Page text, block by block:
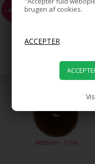
brugen af cookies.
-41%